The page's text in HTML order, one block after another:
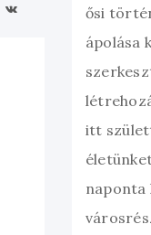
ősi
ápolása
itt
naponta